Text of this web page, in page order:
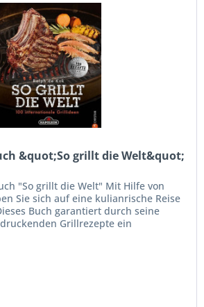
&quot;So grillt die Welt&quot;
"So grillt die Welt" Mit Hilfe von
Sie sich auf eine kulianrische Reise
Buch garantiert durch seine
Grillrezepte ein